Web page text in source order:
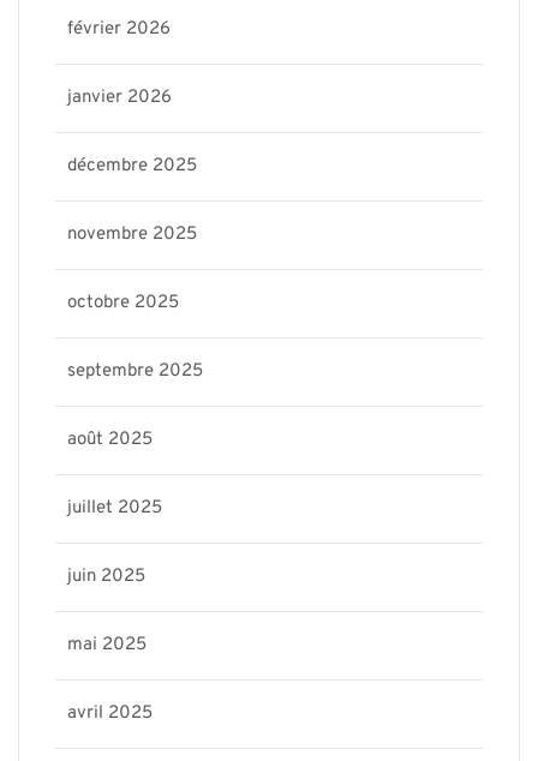
février 2026
janvier 2026
décembre 2025
novembre 2025
octobre 2025
septembre 2025
août 2025
juillet 2025
juin 2025
mai 2025
avril 2025